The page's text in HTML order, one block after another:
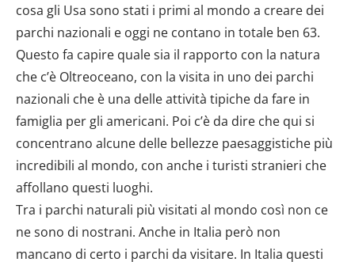
cosa gli Usa sono stati i primi al mondo a creare dei
parchi nazionali e oggi ne contano in totale ben 63.
Questo fa capire quale sia il rapporto con la natura
che c’è Oltreoceano, con la visita in uno dei parchi
nazionali che è una delle attività tipiche da fare in
famiglia per gli americani. Poi c’è da dire che qui si
concentrano alcune delle bellezze paesaggistiche più
incredibili al mondo, con anche i turisti stranieri che
affollano questi luoghi.
Tra i parchi naturali più visitati al mondo così non ce
ne sono di nostrani. Anche in Italia però non
mancano di certo i parchi da visitare. In Italia questi